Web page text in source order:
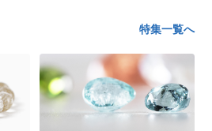
特集一覧へ